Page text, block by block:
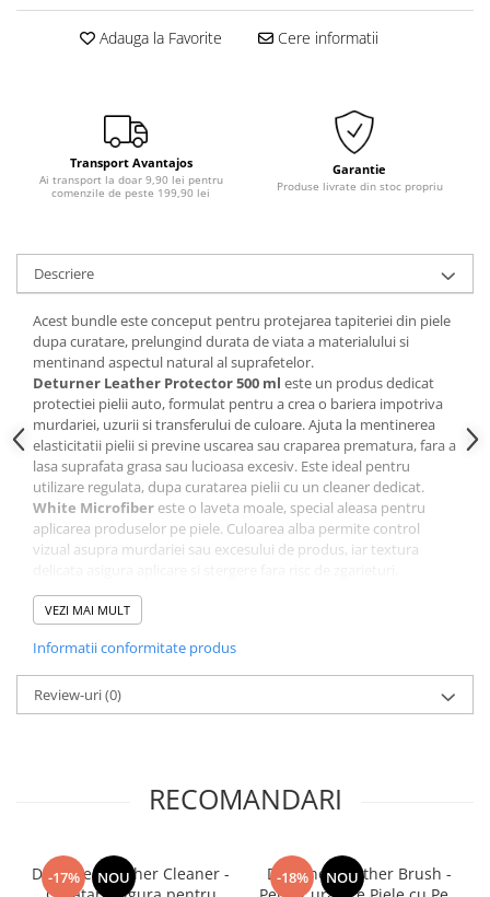
Electrice si Electronice Auto
Aspiratoare Auto
Casti bluetooth
Incarcatoare Auto
Modulatoare FM si MP3 auto
Intretinere biciclete
Iluminare Auto
Becuri auto
Lanterne si Lumini Semnalizare
Intretinere si Consumabile
Uleiuri si Aditivi
Antigel Auto
Baterii telecomanda
Cabluri si Accesorii Acumulatori
Intretinere Generala
Reparatii Roti
Sigurante Auto
Oferte si Promotii
Chingi si accesorii transport
Diagrame Tahograf
Adauga la Favorite Cere informatii
Transport Avantajos
Ai transport la doar 9,90 lei pentru
comenzile de peste 199,90 lei
Garantie
Produse livrate din stoc propriu
Descriere
Acest bundle este conceput pentru protejarea tapiteriei din piele
dupa curatare, prelungind durata de viata a materialului si
mentinand aspectul natural al suprafetelor.
Deturner Leather Protector 500 ml este un produs dedicat
protectiei pielii auto, formulat pentru a crea o bariera impotriva
murdariei, uzurii si transferului de culoare. Ajuta la mentinerea
elasticitatii pielii si previne uscarea sau craparea prematura, fara a
lasa suprafata grasa sau lucioasa excesiv. Este ideal pentru
utilizare regulata, dupa curatarea pielii cu un cleaner dedicat.
White Microfiber este o laveta moale, special aleasa pentru
aplicarea produselor pe piele. Culoarea alba permite control
vizual asupra murdariei sau excesului de produs, iar textura
Impreuna, aceste produse formeaza un set practic si eficient
pentru intretinerea tapiteriei din piele, potrivit atat pentru
Continut pachet:
Deturner Leather Protector – 500 ml
White Microfiber
Recomandat pentru:
VEZI MAI MULT
Informatii conformitate produs
Review-uri(0)
RECOMANDARI
-17% NOU
Deturner Leather Cleaner -
-18% NOU
Deturner Leather Brush -